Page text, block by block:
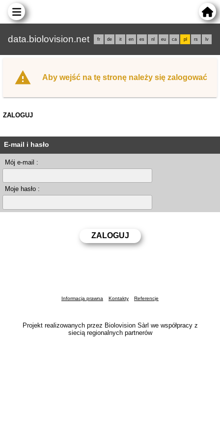
data.biolovision.net fr de it en es nl eu ca pl rs lv
Aby wejść na tę stronę należy się zalogować
ZALOGUJ
E-mail i hasło
Mój e-mail :
Moje hasło :
Informacja prawna Kontakty Referencje
Projekt realizowanych przez Biolovision Sàrl we współpracy z
siecią regionalnych partnerów